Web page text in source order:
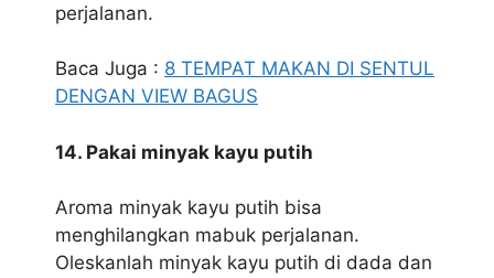
perjalanan.
Baca Juga : 8 TEMPAT MAKAN DI SENTUL
DENGAN VIEW BAGUS
14. Pakai minyak kayu putih
Aroma minyak kayu putih bisa
menghilangkan mabuk perjalanan.
Oleskanlah minyak kayu putih di dada dan